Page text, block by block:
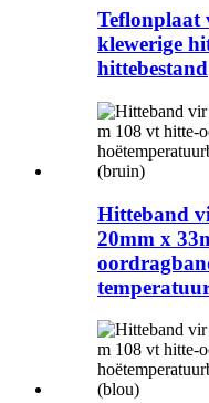
Teflonplaat
klewerige
hittebestand
Hitteband
20mm x